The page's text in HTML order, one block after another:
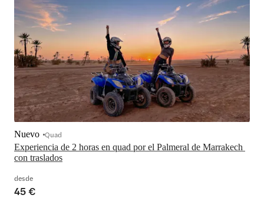
Experiencia de 2 horas en quad por el Palmeral de Marrakech
con traslados
Nuevo Quad
desde
45 €